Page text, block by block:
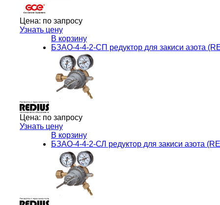
Цена: по запросу
Узнать цену
В корзину
БЗАО-4-4-2-СП редуктор для закиси азота
Цена: по запросу
Узнать цену
В корзину
БЗАО-4-4-2-СЛ редуктор для закиси азота